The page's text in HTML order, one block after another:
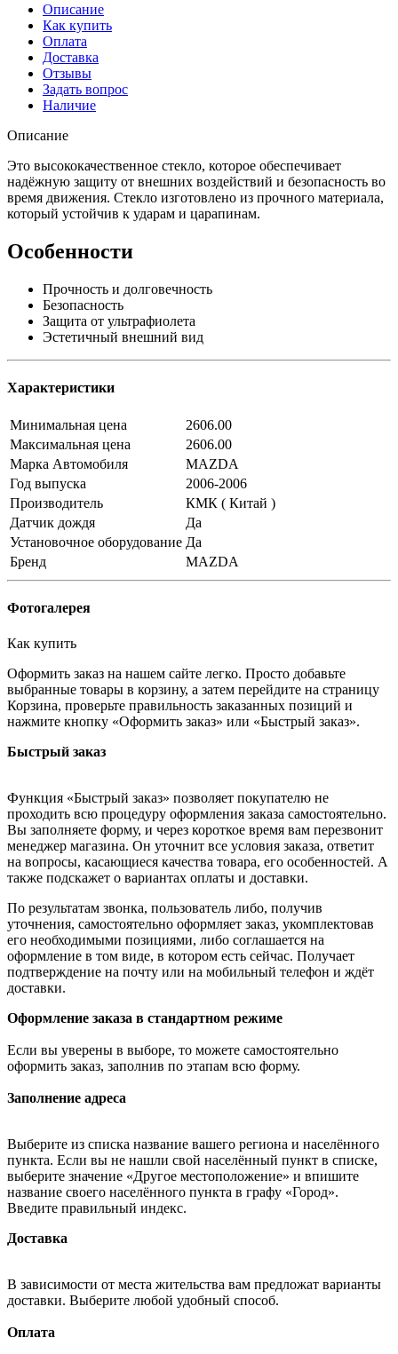
Описание
Как купить
Оплата
Доставка
Отзывы
Задать вопрос
Наличие
Описание
Это высококачественное стекло, которое обеспечивает
надёжную защиту от внешних воздействий и безопасность во
время движения. Стекло изготовлено из прочного материала,
который устойчив к ударам и царапинам.
Особенности
Прочность и долговечность
Безопасность
Защита от ультрафиолета
Эстетичный внешний вид
Характеристики
Минимальная цена
2606.00
Максимальная цена
2606.00
Марка Автомобиля
MAZDA
Год выпуска
2006-2006
Производитель
КМК ( Китай )
Датчик дождя
Да
Установочное оборудование Да
Бренд
MAZDA
Фотогалерея
Как купить
Оформить заказ на нашем сайте легко. Просто добавьте
выбранные товары в корзину, а затем перейдите на страницу
Корзина, проверьте правильность заказанных позиций и
нажмите кнопку «Оформить заказ» или «Быстрый заказ».
Быстрый заказ
Функция «Быстрый заказ» позволяет покупателю не
проходить всю процедуру оформления заказа самостоятельно.
Вы заполняете форму, и через короткое время вам перезвонит
менеджер магазина. Он уточнит все условия заказа, ответит
на вопросы, касающиеся качества товара, его особенностей. А
также подскажет о вариантах оплаты и доставки.
По результатам звонка, пользователь либо, получив
уточнения, самостоятельно оформляет заказ, укомплектовав
его необходимыми позициями, либо соглашается на
оформление в том виде, в котором есть сейчас. Получает
подтверждение на почту или на мобильный телефон и ждёт
доставки.
Оформление заказа в стандартном режиме
Если вы уверены в выборе, то можете самостоятельно
оформить заказ, заполнив по этапам всю форму.
Заполнение адреса
Выберите из списка название вашего региона и населённого
пункта. Если вы не нашли свой населённый пункт в списке,
выберите значение «Другое местоположение» и впишите
название своего населённого пункта в графу «Город».
Введите правильный индекс.
Доставка
В зависимости от места жительства вам предложат варианты
доставки. Выберите любой удобный способ.
Оплата